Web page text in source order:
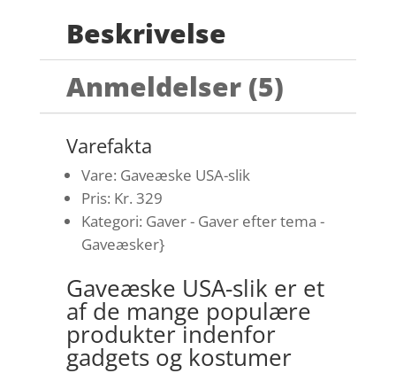
Beskrivelse
Anmeldelser (5)
Varefakta
Vare: Gaveæske USA-slik
Pris: Kr. 329
Kategori: Gaver - Gaver efter tema -
Gaveæsker}
Gaveæske USA-slik er et
af de mange populære
produkter indenfor
gadgets og kostumer